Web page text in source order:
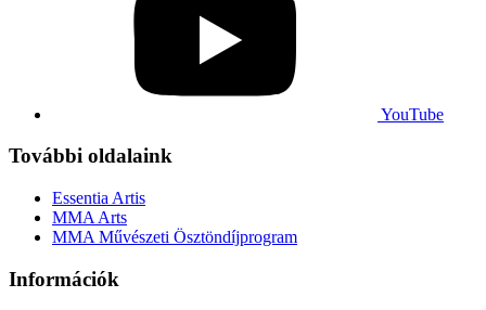
YouTube
További oldalaink
Essentia Artis
MMA Arts
MMA Művészeti Ösztöndíjprogram
Információk